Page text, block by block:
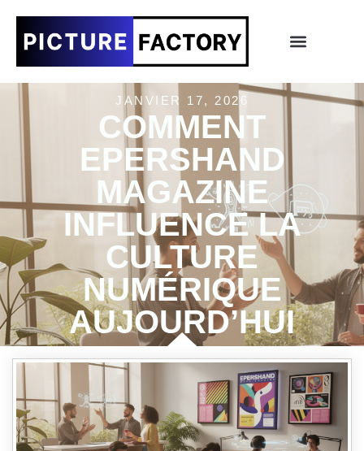
JANVIER 17, 2026
COMMENT
EPERSHAND
MAGAZINE
INFLUENCE LA
CULTURE
NUMÉRIQUE
AUJOURD’HUI